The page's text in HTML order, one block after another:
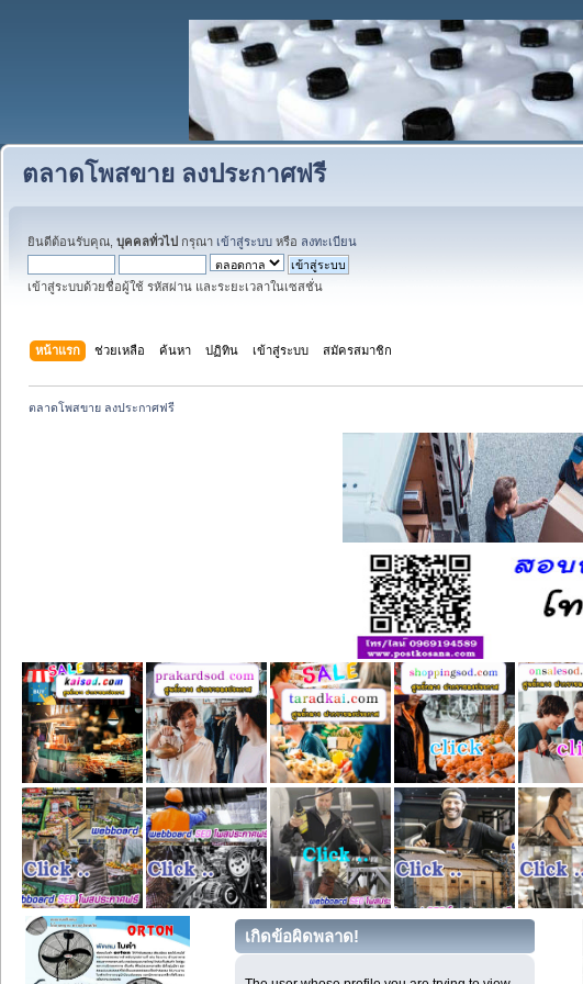
ตลาดโพสขาย ลงประกาศฟรี
ยินดีต้อนรับคุณ, บุคคลทั่วไป กรุณา เข้าสู่ระบบ หรือ ลงทะเบียน
เข้าสู่ระบบด้วยชื่อผู้ใช้ รหัสผ่าน และระยะเวลาในเซสชั่น
หน้าแรก ช่วยเหลือ ค้นหา ปฏิทิน เข้าสู่ระบบ สมัครสมาชิก
ตลาดโพสขาย ลงประกาศฟรี
เกิดข้อผิดพลาด!